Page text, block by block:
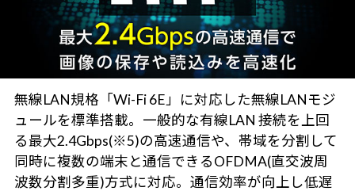
無線LAN規格「Wi-Fi 6E」に対応した無線LANモジ
ュールを標準搭載。一般的な有線LAN 接続を上回
る最大2.4Gbps(※5)の高速通信や、帯域を分割して
同時に複数の端末と通信できるOFDMA(直交波周
波数分割多重)方式に対応。通信効率が向上し低遅